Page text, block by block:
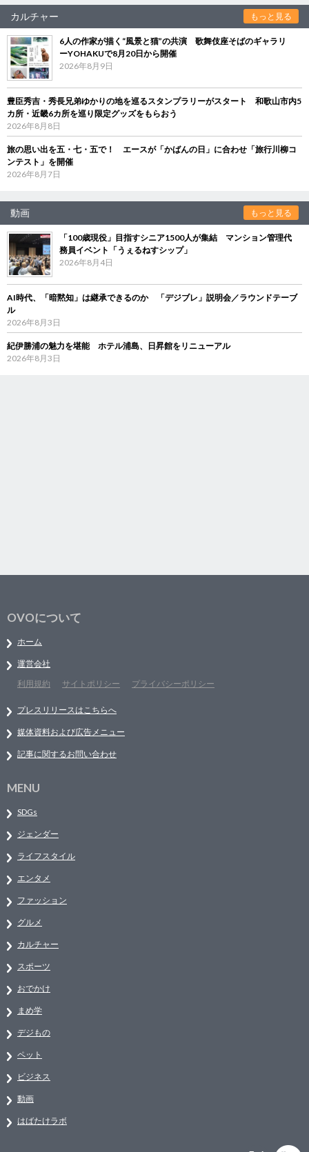
カルチャー もっと見る
6人の作家が描く“風景と猫”の共演 歌舞伎座そばのギャラリ
ーYOHAKUで8月20日から開催
2026年8月9日
豊臣秀吉・秀長兄弟ゆかりの地を巡るスタンプラリーがスタート 和歌山市内5
カ所・近畿6カ所を巡り限定グッズをもらおう
2026年8月8日
旅の思い出を五・七・五で！ エースが「かばんの日」に合わせ「旅行川柳コ
ンテスト」を開催
2026年8月7日
動画 もっと見る
「100歳現役」目指すシニア1500人が集結 マンション管理代
務員イベント「うぇるねすシップ」
2026年8月4日
AI時代、「暗黙知」は継承できるのか 「デジブレ」説明会／ラウンドテーブ
ル
2026年8月3日
紀伊勝浦の魅力を堪能 ホテル浦島、日昇館をリニューアル
2026年8月3日
OVOについて
ホーム
運営会社
利用規約
サイトポリシー プライバシーポリシー
プレスリリースはこちらへ
媒体資料および広告メニュー
記事に関するお問い合わせ
MENU
SDGs
ジェンダー
ライフスタイル
エンタメ
ファッション
グルメ
カルチャー
スポーツ
おでかけ
まめ学
デジもの
ペット
ビジネス
動画
はばたけラボ